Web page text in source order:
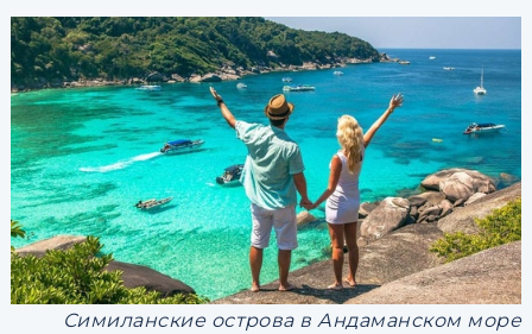
Симиланские острова в Андаманском море